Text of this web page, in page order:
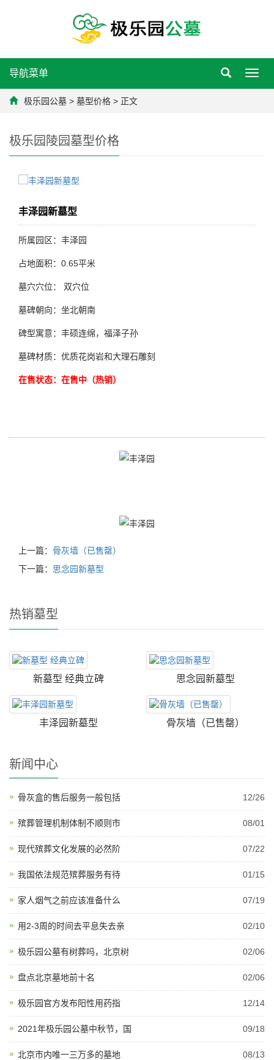
导航菜单
极乐园公墓 > 墓型价格 > 正文
极乐园陵园墓型价格
丰泽园新墓型
所属园区：丰泽园
占地面积：0.65平米
墓穴穴位： 双穴位
墓碑朝向：坐北朝南
碑型寓意：丰硕连绵，福泽子孙
墓碑材质：优质花岗岩和大理石雕刻
在售状态：在售中（热销）
上一篇： 骨灰墙（已售罄）
下一篇： 思念园新墓型
热销墓型
新墓型 经典立碑 思念园新墓型
丰泽园新墓型 骨灰墙（已售罄）
新闻中心
骨灰盒的售后服务一般包括 12/26
殡葬管理机制体制不顺则市 08/01
现代殡葬文化发展的必然阶 07/22
我国依法规范殡葬服务有待 01/15
家人烟气之前应该准备什么 07/19
用2-3周的时间去平息失去亲 02/10
极乐园公墓有树葬吗，北京树 02/06
盘点北京墓地前十名 02/06
极乐园官方发布阳性用药指 12/14
2021年极乐园公墓中秋节，国 09/18
北京市内唯一三万多的墓地 08/13